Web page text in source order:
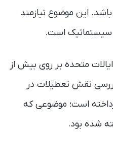
این موضوع نیازمند
است.
که سال ۲۰۲۴ در ایالات متحده بر روی بیش از
بررسی نقش تعطیلات در
است؛ موضوعی که
شده بود.